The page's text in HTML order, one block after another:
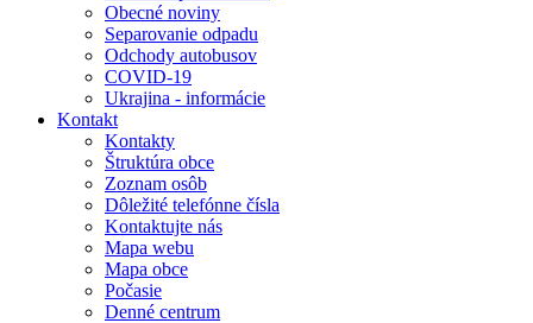
Obecné noviny
Separovanie odpadu
Odchody autobusov
COVID-19
Ukrajina - informácie
Kontakt
Kontakty
Štruktúra obce
Zoznam osôb
Dôležité telefónne čísla
Kontaktujte nás
Mapa webu
Mapa obce
Počasie
Denné centrum